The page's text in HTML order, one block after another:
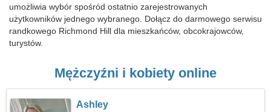
umożliwia wybór spośród ostatnio zarejestrowanych
użytkowników jednego wybranego. Dołącz do darmowego serwisu
randkowego Richmond Hill dla mieszkańców, obcokrajowców,
turystów.
Mężczyźni i kobiety online
Ashley